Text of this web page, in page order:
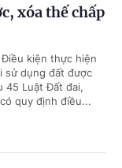
xóa thế chấp
kiện thực hiện
sử dụng đất được
45 Luật Đất đai,
quy định điều...